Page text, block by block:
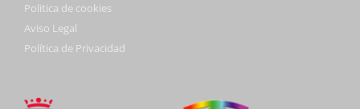
Politica de cookies
Aviso Legal
Política de Privacidad